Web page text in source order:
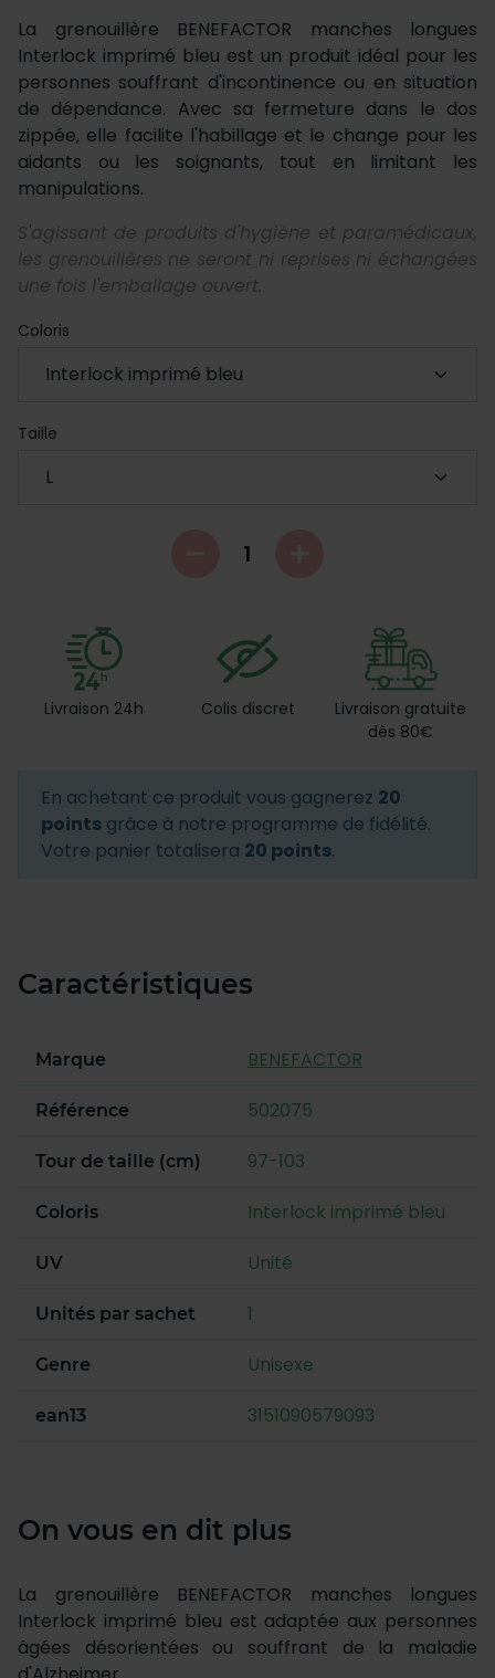
La grenouillère BENEFACTOR manches longues
Interlock imprimé bleu est un produit idéal pour les
personnes souffrant d'incontinence ou en situation
de dépendance. Avec sa fermeture dans le dos
zippée, elle facilite l'habillage et le change pour les
aidants ou les soignants, tout en limitant les
manipulations.
S'agissant de produits d'hygiène et paramédicaux,
les grenouillères ne seront ni reprises ni échangées
une fois l'emballage ouvert.
Coloris
Taille
Livraison 24h Colis discret
Livraison gratuite
dès 80€
En achetant ce produit vous gagnerez 20
points grâce à notre programme de fidélité.
Votre panier totalisera 20 points.
Caractéristiques
Marque BENEFACTOR
Référence 502075
Tour de taille (cm) 97-103
Coloris Interlock imprimé bleu
UV Unité
Unités par sachet 1
Genre Unisexe
ean13 3151090579093
On vous en dit plus
La grenouillère BENEFACTOR manches longues
Interlock imprimé bleu est adaptée aux personnes
âgées désorientées ou souffrant de la maladie